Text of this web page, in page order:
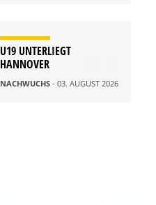
U19 UNTERLIEGT
HANNOVER
NACHWUCHS - 03. AUGUST 2026